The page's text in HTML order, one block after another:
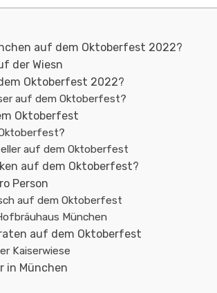
auf dem Oktoberfest 2022?
der Wiesn
Oktoberfest 2022?
auf dem Oktoberfest?
Oktoberfest
auf dem Oktoberfest
auf dem Oktoberfest?
Person
auf dem Oktoberfest
München
auf dem Oktoberfest
Kaiserwiese
in München